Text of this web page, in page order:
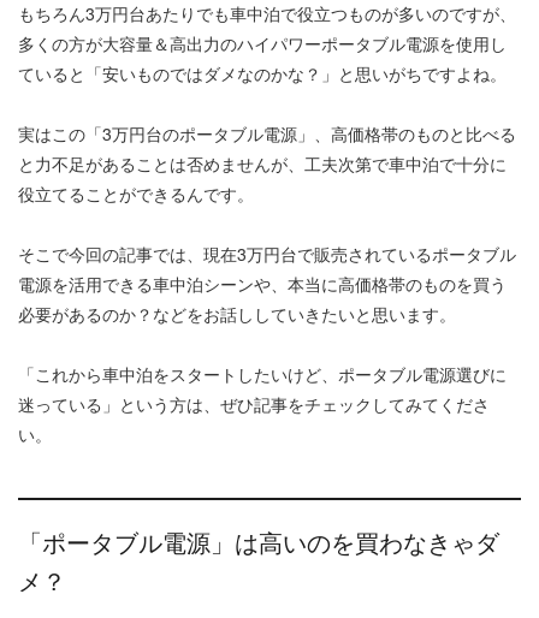
もちろん3万円台あたりでも車中泊で役立つものが多いのですが、
多くの方が大容量＆高出力のハイパワーポータブル電源を使用し
ていると「安いものではダメなのかな？」と思いがちですよね。
実はこの「3万円台のポータブル電源」、高価格帯のものと比べる
と力不足があることは否めませんが、工夫次第で車中泊で十分に
役立てることができるんです。
そこで今回の記事では、現在3万円台で販売されているポータブル
電源を活用できる車中泊シーンや、本当に高価格帯のものを買う
必要があるのか？などをお話ししていきたいと思います。
「これから車中泊をスタートしたいけど、ポータブル電源選びに
迷っている」という方は、ぜひ記事をチェックしてみてくださ
い。
「ポータブル電源」は高いのを買わなきゃダ
メ？